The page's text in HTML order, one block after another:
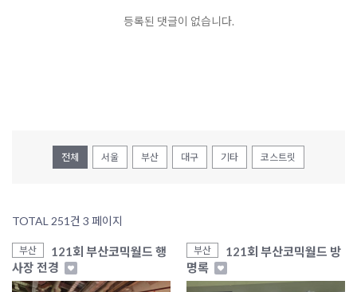
등록된 댓글이 없습니다.
전체 서울 부산 대구 기타 코스트릿
TOTAL 251건 3 페이지
부산
121회 부산코믹월드 행
사장 전경
부산
121회 부산코믹월드 방
명록